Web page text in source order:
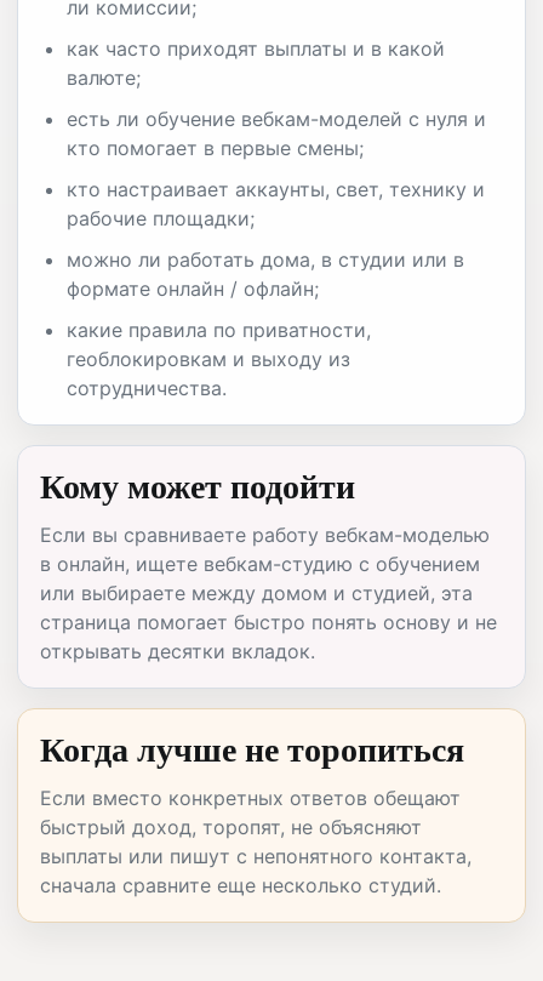
ли комиссии;
как часто приходят выплаты и в какой
валюте;
есть ли обучение вебкам-моделей с нуля и
кто помогает в первые смены;
кто настраивает аккаунты, свет, технику и
рабочие площадки;
можно ли работать дома, в студии или в
формате онлайн / офлайн;
какие правила по приватности,
геоблокировкам и выходу из
сотрудничества.
Кому может подойти
Если вы сравниваете работу вебкам-моделью
в онлайн, ищете вебкам-студию с обучением
или выбираете между домом и студией, эта
страница помогает быстро понять основу и не
открывать десятки вкладок.
Когда лучше не торопиться
Если вместо конкретных ответов обещают
быстрый доход, торопят, не объясняют
выплаты или пишут с непонятного контакта,
сначала сравните еще несколько студий.